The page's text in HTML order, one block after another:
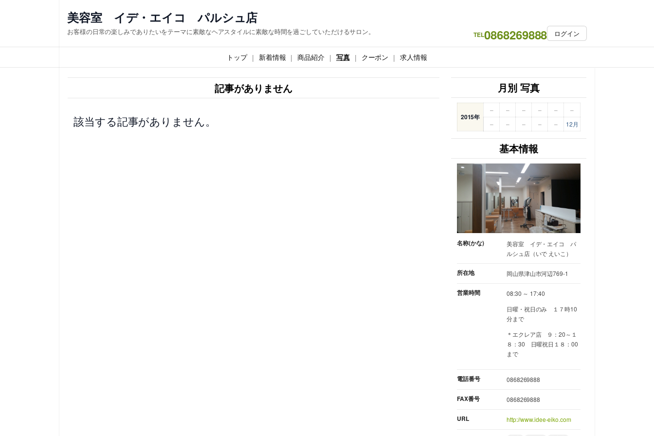
ス
キ
美容室 イデ・エイコ パルシュ店
お客様の日常の楽しみでありたいをテーマに素敵なヘアスタイルに素敵な時間を過ごしていただけるサロン。 TEL0868269888 ログイン
トップ 新着情報 商品紹介 写真 クーポン 求人情報
記事がありません
該当する記事がありません。
月別 写真
2015年
– – – – –
–
–
– – – – 12月
基本情報
名称(かな)
美容室 イデ・エイコ パ
ルシュ店（いで えいこ）
所在地 岡山県津山市河辺769-1
営業時間
08:30 ～ 17:40
日曜・祝日のみ １７時10
分まで
＊エクレア店 ９：20～１
８：30 日曜祝日１８：00
まで
電話番号 0868269888
FAX番号 0868269888
URL http://www.idee-eiko.com